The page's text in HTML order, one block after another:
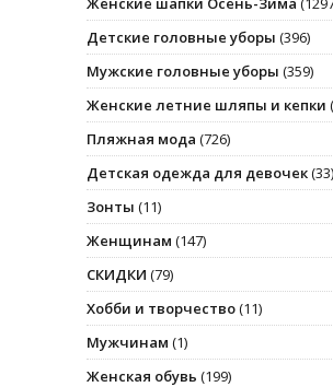
Детские головные уборы (396)
Мужские головные уборы (359)
Женские летние шляпы и кепки
Пляжная мода (726)
Детская одежда для девочек(33)
Зонты (11)
Женщинам (147)
СКИДКИ (79)
Хобби и творчество(11)
Мужчинам (1)
Женская обувь (199)